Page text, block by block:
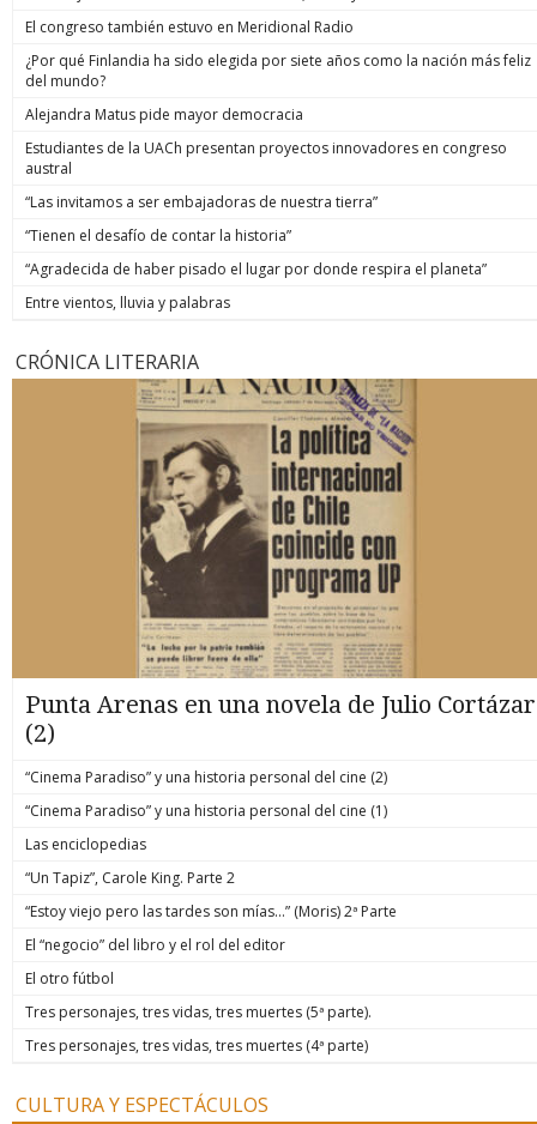
El congreso también estuvo en Meridional Radio
¿Por qué Finlandia ha sido elegida por siete años como la nación más feliz
del mundo?
Alejandra Matus pide mayor democracia
Estudiantes de la UACh presentan proyectos innovadores en congreso
austral
“Las invitamos a ser embajadoras de nuestra tierra”
“Tienen el desafío de contar la historia”
“Agradecida de haber pisado el lugar por donde respira el planeta”
Entre vientos, lluvia y palabras
CRÓNICA LITERARIA
Punta Arenas en una novela de Julio Cortázar
(2)
“Cinema Paradiso” y una historia personal del cine (2)
“Cinema Paradiso” y una historia personal del cine (1)
Las enciclopedias
“Un Tapiz”, Carole King. Parte 2
“Estoy viejo pero las tardes son mías…” (Moris) 2ª Parte
El “negocio” del libro y el rol del editor
El otro fútbol
Tres personajes, tres vidas, tres muertes (5ª parte).
Tres personajes, tres vidas, tres muertes (4ª parte)
CULTURA Y ESPECTÁCULOS